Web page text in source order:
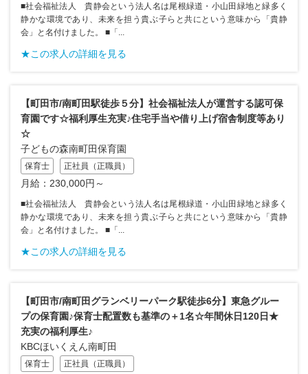
■社会福祉法人 貴静会という法人名は尾根緑道・小山田緑地と緑多く
静かな環境であり、未来を担う貴ぶ子らと共にという意味から「貴静
会」と名付けました。 ■「...
★この求人の詳細を見る
【町田市/南町田駅徒歩５分】社会福祉法人が運営する認可保
育園です☆福利厚生充実♪住宅手当や借り上げ宿舎制度等あり
☆
子どもの森南町田保育園
保育士 正社員（正職員）
月給：230,000円～
■社会福祉法人 貴静会という法人名は尾根緑道・小山田緑地と緑多く
静かな環境であり、未来を担う貴ぶ子らと共にという意味から「貴静
会」と名付けました。 ■「...
★この求人の詳細を見る
【町田市/南町田グランベリーパーク駅徒歩6分】東急グルー
プの保育園♪保育士配置数も基準の＋1名☆年間休日120日★
充実の福利厚生♪
KBCほいくえん南町田
保育士 正社員（正職員）